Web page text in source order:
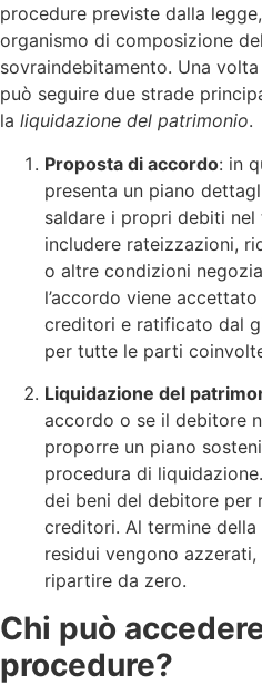
procedure previste dalla
organismo di composizione
sovraindebitamento. Una
può seguire due strade
la liquidazione del patrimonio.
Proposta di accordo: in
presenta un piano
saldare i propri debiti nel
includere rateizzazioni,
o altre condizioni
l’accordo viene
creditori e ratificato dal
per tutte le parti
Liquidazione del
accordo o se il debitore
proporre un piano
procedura di
dei beni del debitore per
creditori. Al termine
residui vengono
ripartire da zero.
Chi può
procedure?